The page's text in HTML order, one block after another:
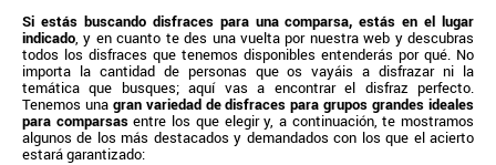
Si estás buscando disfraces para una comparsa, estás en el lugar
indicado , y en cuanto te des una vuelta por nuestra web y descubras
todos los disfraces que tenemos disponibles entenderás por qué. No
importa la cantidad de personas que os vayáis a disfrazar ni la
temática que busques; aquí vas a encontrar el disfraz perfecto.
Tenemos una gran variedad de disfraces para grupos grandes ideales
para comparsasentre los que elegir y, a continuación, te mostramos
algunos de los más destacados y demandados con los que el acierto
estará garantizado: